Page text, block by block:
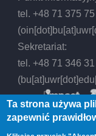
tel. +48 71 375
Sekretariat:
tel. +48 71 346
Ta strona używa
zapewnić